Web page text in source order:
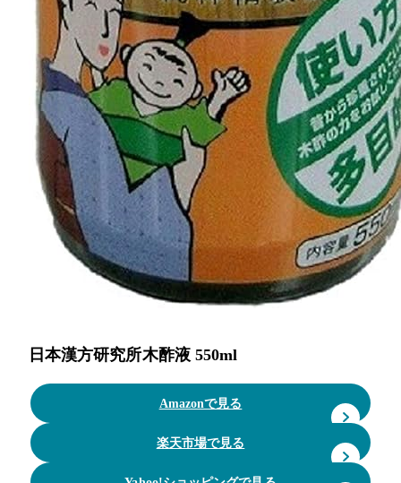
日本漢方研究所木酢液 550ml
Amazonで見る
楽天市場で見る